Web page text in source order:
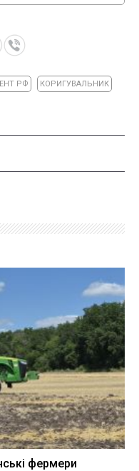
РФ КОРИГУВАЛЬНИК
фермери